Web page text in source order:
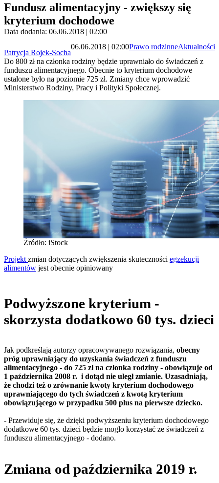
Fundusz alimentacyjny - zwiększy się
kryterium dochodowe
Data dodania: 06.06.2018 | 02:00
Patrycja Rojek-Socha
06.06.2018 | 02:00Prawo rodzinneAktualności
Do 800 zł na członka rodziny będzie uprawniało do świadczeń z
funduszu alimentacyjnego. Obecnie to kryterium dochodowe
ustalone było na poziomie 725 zł. Zmiany chce wprowadzić
Ministerstwo Rodziny, Pracy i Polityki Społecznej.
Źródło: iStock
Projekt zmian dotyczących zwiększenia skuteczności egzekucji
alimentów jest obecnie opiniowany
Podwyższone kryterium -
skorzysta dodatkowo 60 tys. dzieci
Jak podkreślają autorzy opracowywanego rozwiązania, obecny
próg uprawniający do uzyskania świadczeń z funduszu
alimentacyjnego - do 725 zł na członka rodziny - obowiązuje od
1 października 2008 r. i dotąd nie uległ zmianie. Uzasadniają,
że chodzi też o zrównanie kwoty kryterium dochodowego
uprawniającego do tych świadczeń z kwotą kryterium
obowiązującego w przypadku 500 plus na pierwsze dziecko.
- Przewiduje się, że dzięki podwyższeniu kryterium dochodowego
dodatkowe 60 tys. dzieci będzie mogło korzystać ze świadczeń z
funduszu alimentacyjnego - dodano.
Zmiana od października 2019 r.